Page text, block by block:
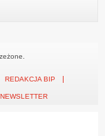
REDAKCJA BIP
NEWSLETTER